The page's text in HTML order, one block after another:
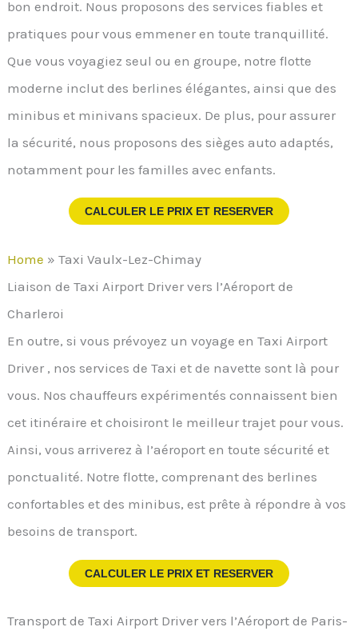
bon endroit. Nous proposons des services fiables et
pratiques pour vous emmener en toute tranquillité.
Que vous voyagiez seul ou en groupe, notre flotte
moderne inclut des berlines élégantes, ainsi que des
minibus et minivans spacieux. De plus, pour assurer
la sécurité, nous proposons des sièges auto adaptés,
notamment pour les familles avec enfants.
CALCULER LE PRIX ET RESERVER
Home »Taxi Vaulx-Lez-Chimay
Liaison de Taxi Airport Driver vers l’Aéroport de
Charleroi
En outre, si vous prévoyez un voyage en Taxi Airport
Driver , nos services de Taxi et de navette sont là pour
vous. Nos chauffeurs expérimentés connaissent bien
cet itinéraire et choisiront le meilleur trajet pour vous.
Ainsi, vous arriverez à l’aéroport en toute sécurité et
ponctualité. Notre flotte, comprenant des berlines
confortables et des minibus, est prête à répondre à vos
besoins de transport.
CALCULER LE PRIX ET RESERVER
Transport de Taxi Airport Driver vers l’Aéroport de Paris-